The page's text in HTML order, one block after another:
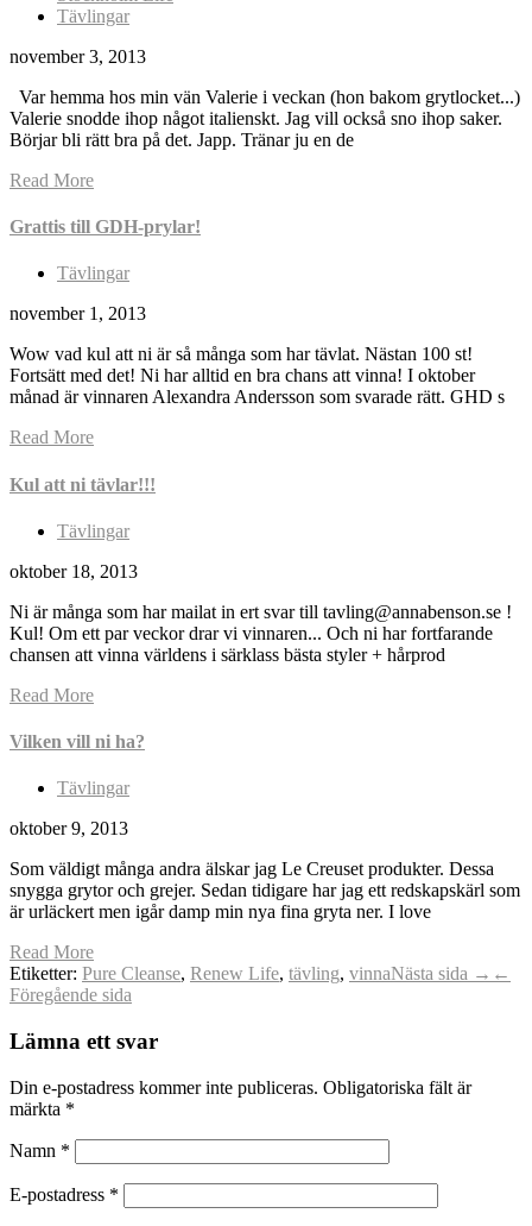
Tävlingar
november 3, 2013
Var hemma hos min vän Valerie i veckan (hon bakom grytlocket...)
Valerie snodde ihop något italienskt. Jag vill också sno ihop saker.
Börjar bli rätt bra på det. Japp. Tränar ju en de
Read More
Grattis till GDH-prylar!
Tävlingar
november 1, 2013
Wow vad kul att ni är så många som har tävlat. Nästan 100 st!
Fortsätt med det! Ni har alltid en bra chans att vinna! I oktober
månad är vinnaren Alexandra Andersson som svarade rätt. GHD s
Read More
Kul att ni tävlar!!!
Tävlingar
oktober 18, 2013
Ni är många som har mailat in ert svar till tavling@annabenson.se !
Kul! Om ett par veckor drar vi vinnaren... Och ni har fortfarande
chansen att vinna världens i särklass bästa styler + hårprod
Read More
Vilken vill ni ha?
Tävlingar
oktober 9, 2013
Som väldigt många andra älskar jag Le Creuset produkter. Dessa
snygga grytor och grejer. Sedan tidigare har jag ett redskapskärl som
är urläckert men igår damp min nya fina gryta ner. I love
Read More
Etiketter: Pure Cleanse, Renew Life, tävling, vinnaNästa sida → ←
Föregående sida
Lämna ett svar
Din e-postadress kommer inte publiceras. Obligatoriska fält är
märkta *
Namn *
E-postadress *